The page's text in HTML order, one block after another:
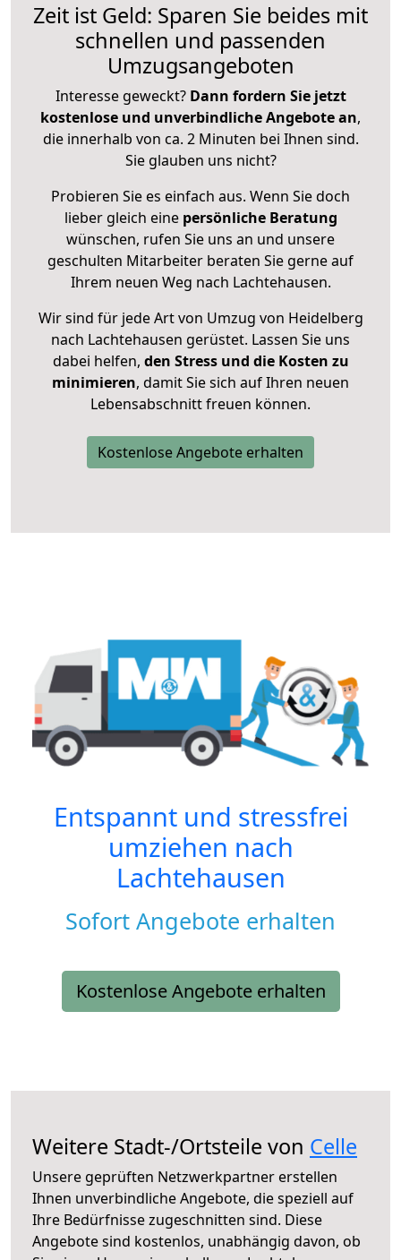
Zeit ist Geld: Sparen Sie beides mit
schnellen und passenden
Umzugsangeboten
Interesse geweckt? Dann fordern Sie jetzt
kostenlose und unverbindliche Angebote an,
die innerhalb von ca. 2 Minuten bei Ihnen sind.
Sie glauben uns nicht?
Probieren Sie es einfach aus. Wenn Sie doch
lieber gleich eine persönliche Beratung
wünschen, rufen Sie uns an und unsere
geschulten Mitarbeiter beraten Sie gerne auf
Ihrem neuen Weg nach Lachtehausen.
Wir sind für jede Art von Umzug von Heidelberg
nach Lachtehausen gerüstet. Lassen Sie uns
dabei helfen, den Stress und die Kosten zu
minimieren, damit Sie sich auf Ihren neuen
Lebensabschnitt freuen können.
Kostenlose Angebote erhalten
Entspannt und stressfrei
umziehen nach
Lachtehausen
Sofort Angebote erhalten
Kostenlose Angebote erhalten
Weitere Stadt-/Ortsteile von Celle
Unsere geprüften Netzwerkpartner erstellen
Ihnen unverbindliche Angebote, die speziell auf
Ihre Bedürfnisse zugeschnitten sind. Diese
Angebote sind kostenlos, unabhängig davon, ob